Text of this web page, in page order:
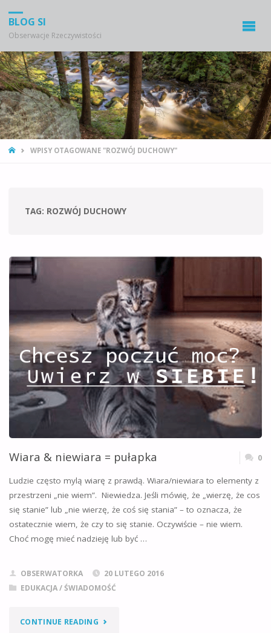
BLOG SI
Obserwacje Rzeczywistości
STRONA
WPISY OTAGOWANE "ROZWÓJ DUCHOWY"
TAG: ROZWÓJ DUCHOWY
Wiara & niewiara = pułapka 0
Ludzie często mylą wiarę z prawdą. Wiara/niewiara to elementy z
przestrzeni „nie wiem”. Niewiedza. Jeśli mówię, że „wierzę, że cos
się stanie” lub „nie wierzę, że coś się stania” – to oznacza, że
ostatecznie wiem, że czy to się stanie. Oczywiście – nie wiem.
Choć mogę mieć nadzieję lub być …
OBSERWATORKA
20 LUTEGO 2016
EDUKACJA / ŚWIADOMOŚĆ
CONTINUE READING"WIARA